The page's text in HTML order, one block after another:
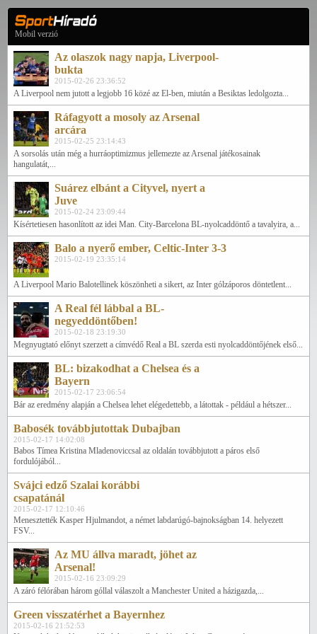
Mobil verzió
Az olaszok nagy napja, Liverpool-
bukta
2015-02-26 23:36:52
A Liverpool nem jutott a legjobb 16 közé az El-ben, miután a Besiktas ledolgozta...
Ráfagyott a mosoly az Arsenal
arcára
2015-02-25 23:14:43
A sorsolás után még a hurráoptimizmus jellemezte az Arsenal játékosainak
hangulatát,...
Suárez elbánt a Cityvel, nyert a
Juve
2015-02-24 23:09:44
Kísértetiesen hasonlított az idei Man. City-Barcelona BL-nyolcaddöntő a tavalyira, a...
Balo a nyerő ember, Celtic-Inter 3-3
2015-02-19 23:35:14
A Liverpool Mario Balotellinek köszönheti a sikert, az Inter gólzáporos döntetlent...
A Real fél lábbal a BL-
negyeddöntőben!
2015-02-18 23:19:30
Megnyugtató előnyt szerzett a címvédő Real a BL szerda esti nyolcaddöntőjének első...
BL: bizakodhat a Chelsea és a
Bayern
2015-02-17 23:06:54
Bár az eredmény alapján a Chelsea lehet elégedettebb, a látottak - például a hétszer...
Babosék továbbjutottak Dubajban
2015-02-17 14:02:08
Babos Tímea Kristina Mladenoviccsal az oldalán továbbjutott a páros első
fordulójából...
Svájci edző Szalai korábbi
csapatánál
2015-02-17 12:10:46
Menesztették Kasper Hjulmandot, a német labdarúgó-bajnokságban 14. helyezett
FSV...
Az MU állva maradt, jöhet az
Arsenal!
2015-02-16 23:09:29
A záró félórában három góllal válaszolt a Manchester United a házigazda,...
Green visszatérhet a Bayernhez
2015-02-16 21:52:53